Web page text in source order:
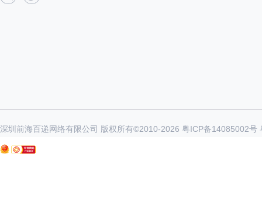
深圳前海百递网络有限公司 版权所有©2010-2026 粤ICP备14085002号